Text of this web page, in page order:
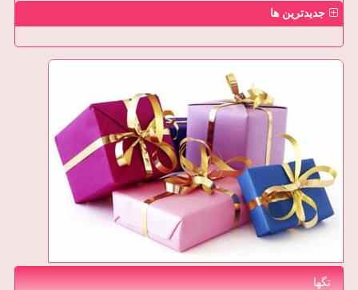
جدیدترین ها
تگها